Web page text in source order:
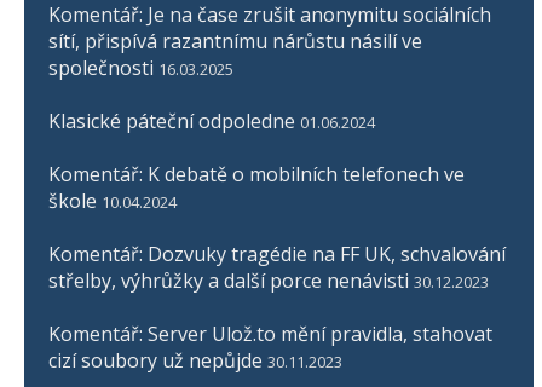
Komentář: Je na čase zrušit anonymitu sociálních
sítí, přispívá razantnímu nárůstu násilí ve
společnosti 16.03.2025
Klasické páteční odpoledne 01.06.2024
Komentář: K debatě o mobilních telefonech ve
škole 10.04.2024
Komentář: Dozvuky tragédie na FF UK, schvalování
střelby, výhrůžky a další porce nenávisti 30.12.2023
Komentář: Server Ulož.to mění pravidla, stahovat
cizí soubory už nepůjde 30.11.2023